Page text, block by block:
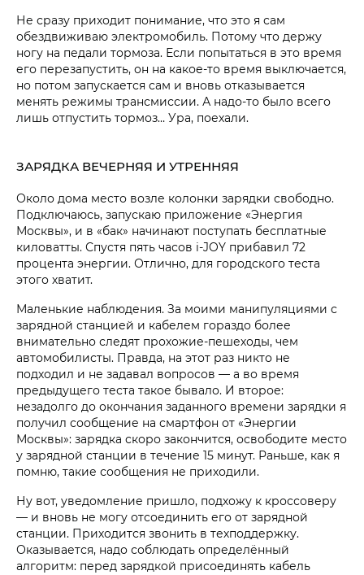
Не сразу приходит понимание, что это я сам
обездвиживаю электромобиль. Потому что держу
ногу на педали тормоза. Если попытаться в это время
его перезапустить, он на какое-то время выключается,
но потом запускается сам и вновь отказывается
менять режимы трансмиссии. А надо-то было всего
лишь отпустить тормоз… Ура, поехали.
ЗАРЯДКА ВЕЧЕРНЯЯ И УТРЕННЯЯ
Около дома место возле колонки зарядки свободно.
Подключаюсь, запускаю приложение «Энергия
Москвы», и в «бак» начинают поступать бесплатные
киловатты. Спустя пять часов i‑JOY прибавил 72
процента энергии. Отлично, для городского теста
этого хватит.
Маленькие наблюдения. За моими манипуляциями с
зарядной станцией и кабелем гораздо более
внимательно следят прохожие-пешеходы, чем
автомобилисты. Правда, на этот раз никто не
подходил и не задавал вопросов — а во время
предыдущего теста такое бывало. И второе:
незадолго до окончания заданного времени зарядки я
получил сообщение на смартфон от «Энергии
Москвы»: зарядка скоро закончится, освободите место
у зарядной станции в течение 15 минут. Раньше, как я
помню, такие сообщения не приходили.
Ну вот, уведомление пришло, подхожу к кроссоверу
— и вновь не могу отсоединить его от зарядной
станции. Приходится звонить в техподдержку.
Оказывается, надо соблюдать определённый
алгоритм: перед зарядкой присоединять кабель